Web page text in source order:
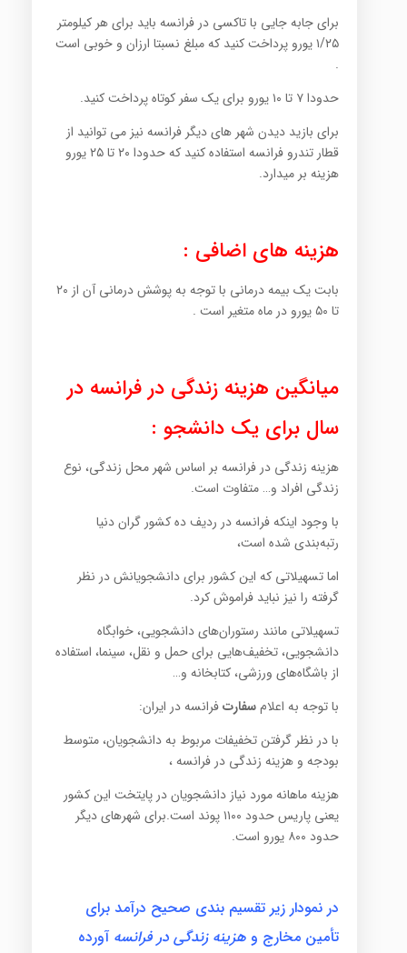
برای جابه جایی با تاکسی در فرانسه باید برای هر کیلومتر
۱/۲۵ یورو پرداخت کنید که مبلغ نسبتا ارزان و خوبی است
.
حدودا ۷ تا ۱۰ یورو برای یک سفر کوتاه پرداخت کنید.
برای بازید دیدن شهر های دیگر فرانسه نیز می توانید از
قطار تندرو فرانسه استفاده کنید که حدودا ۲۰ تا ۲۵ یورو
هزینه بر میدارد.
هزینه های اضافی :
بابت یک بیمه درمانی با توجه به پوشش درمانی آن از ۲۰
تا ۵۰ یورو در ماه متغیر است .
میانگین هزینه زندگی در فرانسه در
سال برای یک دانشجو :
هزینه زندگی در فرانسه بر اساس شهر محل زندگی، نوع
زندگی افراد و… متفاوت است.
با وجود اینکه فرانسه در ردیف ده کشور گران دنیا
رتبه‌بندی شده است،
اما تسهیلاتی که این کشور برای دانشجویانش در نظر
گرفته را نیز نباید فراموش کرد.
تسهیلاتی مانند رستوران‌های دانشجویی، خوابگاه
دانشجویی، تخفیف‌هایی برای حمل و نقل، سینما، استفاده
از باشگاه‌های ورزشی، کتابخانه و…
با توجه به اعلامسفارتفرانسه در ایران:
با در نظر گرفتن تخفیفات مربوط به دانشجویان، متوسط
بودجه و هزینه زندگی در فرانسه ،
هزینه ماهانه مورد نیاز دانشجویان در پایتخت این کشور
یعنی پاریس حدود ۱۱۰۰ پوند است.برای شهرهای دیگر
حدود ۸۰۰ یورو است.
در نمودار زیر تقسیم بندی صحیح درآمد برای
تأمین مخارج و هزینه زندگی در فرانسه آورده